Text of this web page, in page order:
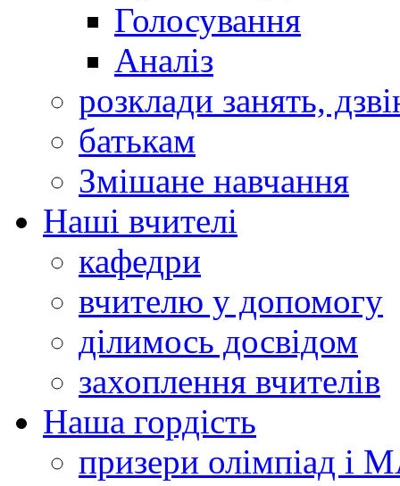
Голосування
Аналіз
розклади занять,
батькам
Змішане навчання
Наші вчителі
кафедри
вчителю у допомогу
ділимось досвідом
захоплення вчителів
Наша гордість
призери олімпіад і